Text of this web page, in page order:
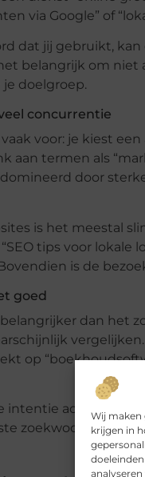
Wij maken
krijgen in
via Google” of
dat jij gebruikt,
belangrijk om
doelgroep.
concurrentie
voor: je kiest
termen als
door
is het meestal
tips voor lokale
is de
goed
dan het
op
achter de
zoekwoord